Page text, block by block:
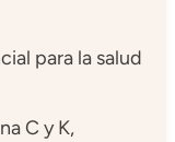
para la salud
C y K,